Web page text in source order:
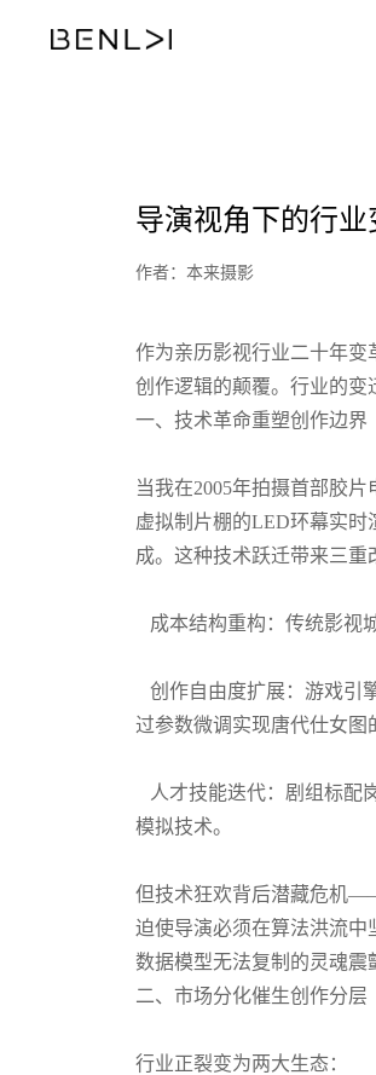
导演视角下的行
作者：本来摄影
作为亲历影视行业二十年
创作逻辑的颠覆。行业的变
一、技术革命重塑创作边界
当我在2005年拍摄首部胶
虚拟制片棚的LED环幕实
成。这种技术跃迁带来三重
成本结构重构：传统影视
创作自由度扩展：游戏引
过参数微调实现唐代仕女图
人才技能迭代：剧组标配
模拟技术。
但技术狂欢背后潜藏危机
迫使导演必须在算法洪流中
数据模型无法复制的灵魂震
二、市场分化催生创作分层
行业正裂变为两大生态：